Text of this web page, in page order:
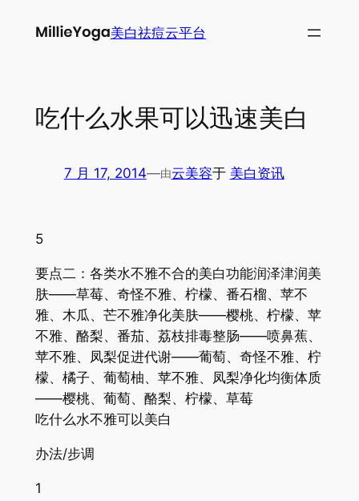
美白祛痘云平台
吃什么水果可以迅速美白
7 月 17, 2014—由云美容于 美白资讯
5
要点二：各类水不雅不合的美白功能润泽津润美
肤——草莓、奇怪不雅、柠檬、番石榴、苹不
雅、木瓜、芒不雅净化美肤——樱桃、柠檬、苹
不雅、酪梨、番茄、荔枝排毒整肠——喷鼻蕉、
苹不雅、凤梨促进代谢——葡萄、奇怪不雅、柠
檬、橘子、葡萄柚、苹不雅、凤梨净化均衡体质
——樱桃、葡萄、酪梨、柠檬、草莓
吃什么水不雅可以美白
办法/步调
1